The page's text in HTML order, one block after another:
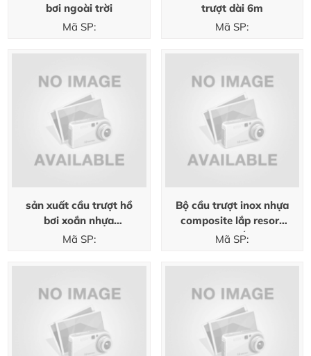
bơi ngoài trời
Mã SP:
trượt dài 6m
Mã SP:
sản xuất cầu trượt hồ
bơi xoắn nhựa
composite
Mã SP:
Bộ cầu trượt inox nhựa
composite lắp resort
cao cấp
Mã SP: